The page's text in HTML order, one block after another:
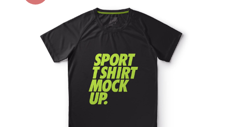
SELECT OPTIONS